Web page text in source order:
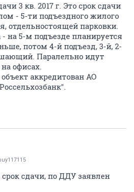
3 кв. 2017 г. Это срок сдачи
- 5-ти подъездного жилого
отдельностоящей парковки.
на 5-м подъезде планируется
потом 4-й подъезд, 3-й, 2-
Паралельно идут
офисах.
аккредитован АО
срок сдачи, по ДДУ заявлен